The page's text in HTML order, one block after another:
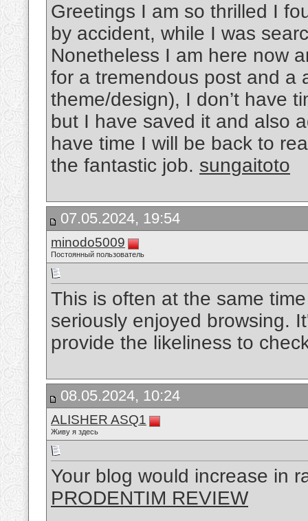
Greetings I am so thrilled I
by accident, while I was
Nonetheless I am here now
for a tremendous post and a
theme/design), I don’t have
but I have saved it and also
have time I will be back to
the fantastic job. sungaitoto
07.05.2024, 19:54
minodo5009
Постоянный пользователь
This is often at the same
seriously enjoyed browsing.
provide the likeliness to
08.05.2024, 10:24
ALISHER ASQ1
Живу я здесь
Your blog would increase in
PRODENTIM REVIEW